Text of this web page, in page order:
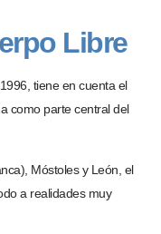
Libre
1996, tiene en cuenta el
como parte central del
Móstoles y León , el
a realidades muy